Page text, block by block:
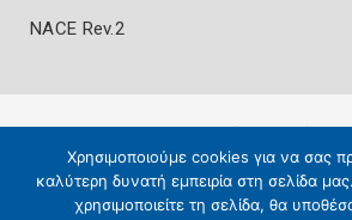
NACE Rev.2
Χρησιμοποιούμε cookies για να σας
καλύτερη δυνατή εμπειρία στη σελίδα
χρησιμοποιείτε τη σελίδα, θα
Copyright 2026